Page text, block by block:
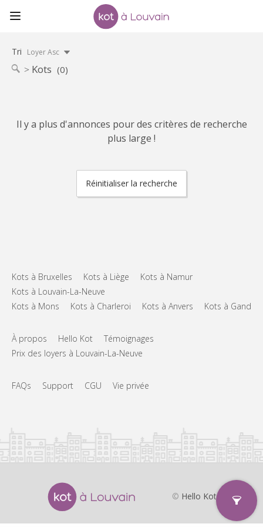
Tri Loyer Asc
Kots (0)
Il y a plus d'annonces pour des critères de recherche
plus large !
Réinitialiser la recherche
Kots à Bruxelles Kots à Liège
Kots à Namur
Kots à Louvain-La-Neuve
Kots à Mons
Kots à Charleroi Kots à Anvers Kots à Gand
À propos Hello Kot
Témoignages
Prix des loyers à Louvain-La-Neuve
FAQs Support CGU Vie privée
© Hello Kot